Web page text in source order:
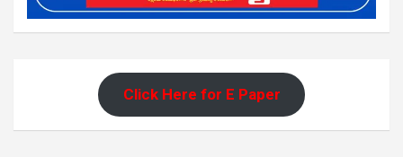
Click Here for E Paper